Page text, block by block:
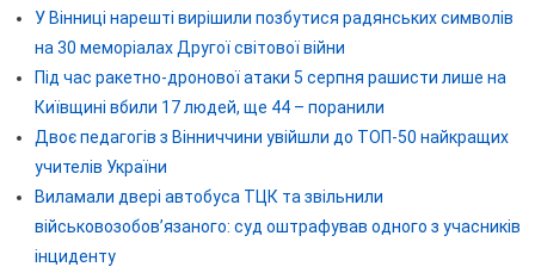
У Вінниці нарешті вирішили позбутися радянських символів
на 30 меморіалах Другої світової війни
Під час ракетно-дронової атаки 5 серпня рашисти лише на
Київщині вбили 17 людей, ще 44 – поранили
Двоє педагогів з Вінниччини увійшли до ТОП-50 найкращих
учителів України
Виламали двері автобуса ТЦК та звільнили
військовозобов’язаного: суд оштрафував одного з учасників
інциденту